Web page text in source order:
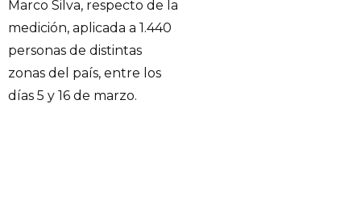
Marco Silva, respecto de la
medición, aplicada a 1.440
personas de distintas
zonas del país, entre los
días 5 y 16 de marzo.